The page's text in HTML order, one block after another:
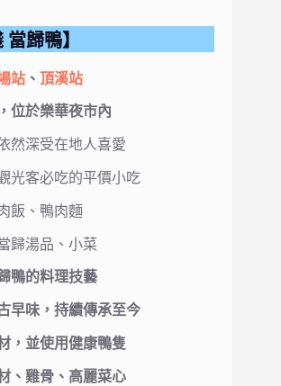
歸鴨】
站 、 頂溪站
位於樂華夜市內
然深受在地人喜愛
光客必吃的平價小吃
飯、鴨肉麵
歸湯品、小菜
鴨的料理技藝
早味，持續傳承至今
，並使用健康鴨隻
、雞骨、高麗菜心